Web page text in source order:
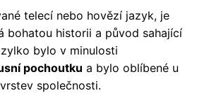
telecí nebo hovězí jazyk, je
bohatou historii a původ sahající
bylo v minulosti
pochoutku a bylo oblíbené u
společnosti.